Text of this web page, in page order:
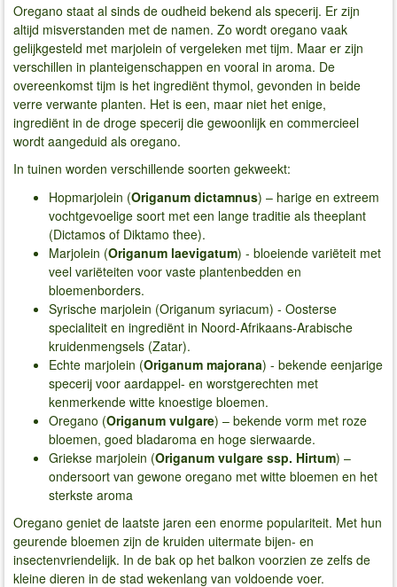
Oregano staat al sinds de oudheid bekend als specerij. Er zijn
altijd misverstanden met de namen. Zo wordt oregano vaak
gelijkgesteld met marjolein of vergeleken met tijm. Maar er zijn
verschillen in planteigenschappen en vooral in aroma. De
overeenkomst tijm is het ingrediënt thymol, gevonden in beide
verre verwante planten. Het is een, maar niet het enige,
ingrediënt in de droge specerij die gewoonlijk en commercieel
wordt aangeduid als oregano.
In tuinen worden verschillende soorten gekweekt:
Hopmarjolein (Origanum dictamnus) – harige en extreem
vochtgevoelige soort met een lange traditie als theeplant
(Dictamos of Diktamo thee).
Marjolein (Origanum laevigatum) - bloeiende variëteit met
veel variëteiten voor vaste plantenbedden en
bloemenborders.
Syrische marjolein (Origanum syriacum) - Oosterse
specialiteit en ingrediënt in Noord-Afrikaans-Arabische
kruidenmengsels (Zatar).
Echte marjolein (Origanum majorana) - bekende eenjarige
specerij voor aardappel- en worstgerechten met
kenmerkende witte knoestige bloemen.
Oregano (Origanum vulgare) – bekende vorm met roze
bloemen, goed bladaroma en hoge sierwaarde.
Griekse marjolein (Origanum vulgare ssp. Hirtum) –
ondersoort van gewone oregano met witte bloemen en het
sterkste aroma
Oregano geniet de laatste jaren een enorme populariteit. Met hun
geurende bloemen zijn de kruiden uitermate bijen- en
insectenvriendelijk. In de bak op het balkon voorzien ze zelfs de
kleine dieren in de stad wekenlang van voldoende voer.